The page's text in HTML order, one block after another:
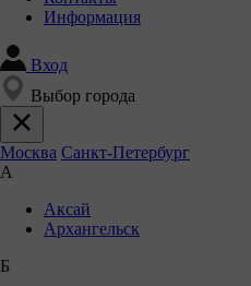
Информация
Вход
Выбор города
Москва Санкт-Петербург
А
Аксай
Архангельск
Б